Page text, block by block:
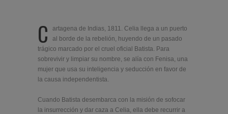
C
artagena de Indias, 1811. Celia llega a un puerto
al borde de la rebelión, huyendo de un pasado
trágico marcado por el cruel oficial Batista. Para
sobrevivir y limpiar su nombre, se alía con Fenisa, una
mujer que usa su inteligencia y seducción en favor de
la causa independentista.
Cuando Batista desembarca con la misión de sofocar
la insurrección y dar caza a Celia, ella debe recurrir a